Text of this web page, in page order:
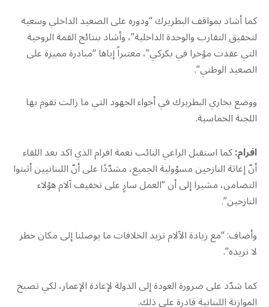
كما أشاد بمواقف البطريرك “ودوره على الصعيد الداخلي وسعيه
لتحقيق التقارب والوحدة الداخلية”، وأشاد بنتائج القمة الروحية
التي عقدت مؤخرا في بكركي”، معتبراً إياها “مبادرة مميزة على
الصعيد الوطني”.
ووضع بخاري البطريرك في أجواء الجهود التي ما زالت تقوم بها
اللجنة الخماسية.
افرام:كما استقبل الراعي النائب نعمة افرام الذي اكد بعد اللقاء
أنّ إغاثة النازحين مسؤولية الجميع، مشدّدًا على أنّ اللبنانيين أثبتوا
التضامن، مشيرا إلى أن “العمل سارٍ على تخفيف آلام هؤلاء
النازحين”.
وأضاف: “مع زيادة الآلام تزيد الخلافات ما يوصلنا إلى مكان خطر
لا نريده”.
كما شدّد على ضرورة العودة إلى الدولة لإعادة الإعمار، لكي تصبح
الموازنة اللبنانية قادرة على ذلك.